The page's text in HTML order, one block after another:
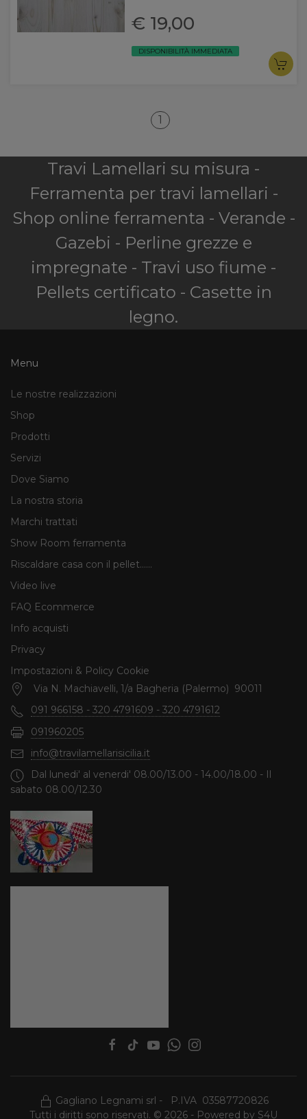
€ 19,00
DISPONIBILITÀ IMMEDIATA
1
Travi Lamellari su misura -
Ferramenta per travi lamellari -
Shop online ferramenta - Verande -
Gazebi - Perline grezze e
impregnate - Travi uso fiume -
Pellets certificato - Casette in
legno.
Menu
Le nostre realizzazioni
Shop
Prodotti
Servizi
Dove Siamo
La nostra storia
Marchi trattati
Show Room ferramenta
Riscaldare casa con il pellet......
Video live
FAQ Ecommerce
Info acquisti
Privacy
Impostazioni & Policy Cookie
Via N. Machiavelli, 1/a Bagheria (Palermo) 90011
091 966158 - 320 4791609 - 320 4791612
091960205
info@travilamellarisicilia.it
Dal lunedi' al venerdi' 08.00/13.00 - 14.00/18.00 - Il
sabato 08.00/12.30
Gagliano Legnami srl - P.IVA 03587720826
Tutti i diritti sono riservati. © 2026 - Powered by S4U